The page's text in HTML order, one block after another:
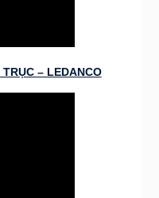
– LEDANCO